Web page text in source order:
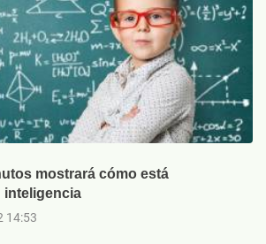
mostrará cómo está
inteligencia
14:53